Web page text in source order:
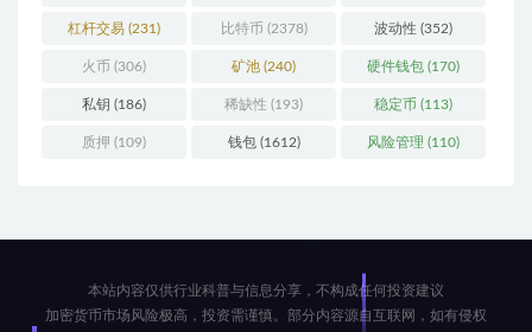
杠杆交易 (231) 比特币 (2378) 波动性 (352)
火币 (306) 矿池 (240) 硬件钱包 (170)
私钥 (186) 稀缺性 (193) 稳定币 (113)
质押 (109) 钱包(1612) 风险管理 (110)
本站内容仅供行业科普与信息分享，不构成任何投资建议
加密货币市场风险极高，投资需谨慎。部分内容源自互联网，如有侵权